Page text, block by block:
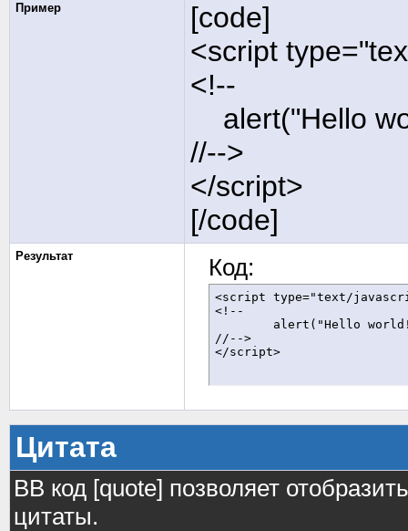
Пример
[code]
<script
<!--
alert("Hello
//-->
</script>
[/code]
Результат Код:
<script type="text/
<!--
//-->
</script>
Цитата
BB код [quote] позволяет
цитаты.